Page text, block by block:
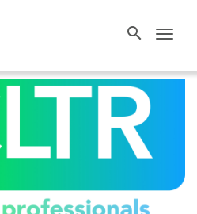
search